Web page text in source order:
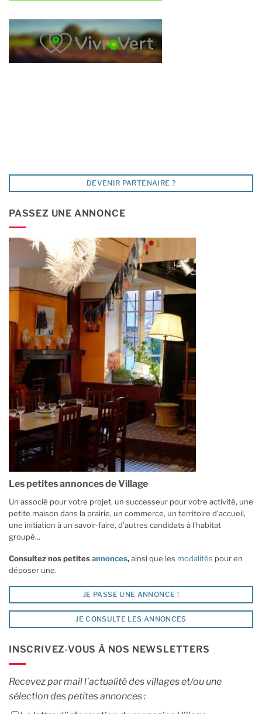
DEVENIR PARTENAIRE ?
PASSEZ UNE ANNONCE
Les petites annonces de Village
Un associé pour votre projet, un successeur pour votre activité, une
petite maison dans la prairie, un commerce, un territoire d'accueil,
une initiation à un savoir-faire, d'autres candidats à l'habitat
groupé...
Consultez nos petitesannonces,ainsi que les modalités pour en
déposer une.
JE PASSE UNE ANNONCE !
JE CONSULTE LES ANNONCES
INSCRIVEZ-VOUS À NOS NEWSLETTERS
Recevez par mail l'actualité des villages et/ou une
sélection des petites annonces :